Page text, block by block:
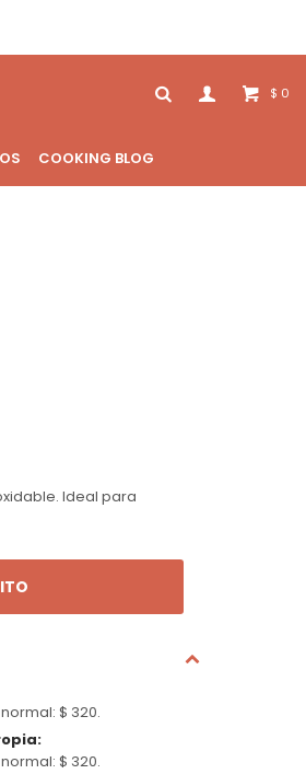
COOKING BLOG
$ 0
Ideal para
$ 320.
:
$ 320.